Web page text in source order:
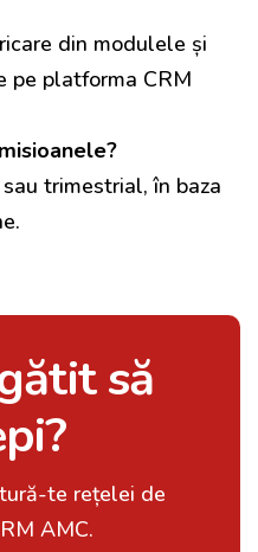
din modulele și
pe platforma CRM
trimestrial, în baza
să
te rețelei de
AMC.